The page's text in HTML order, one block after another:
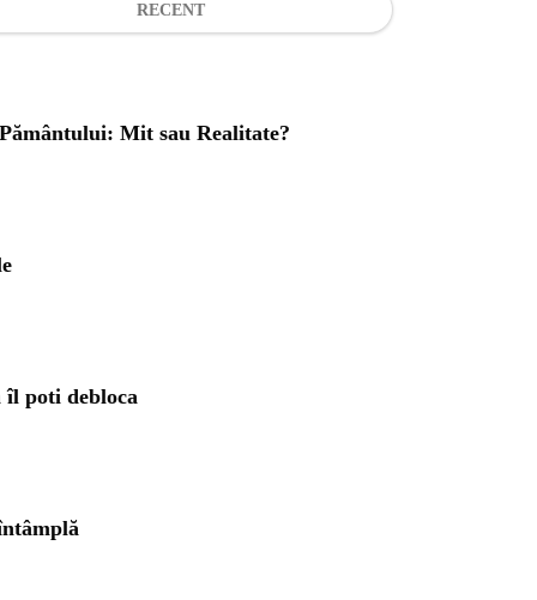
RECENT
Mit sau Realitate?
îl poti debloca